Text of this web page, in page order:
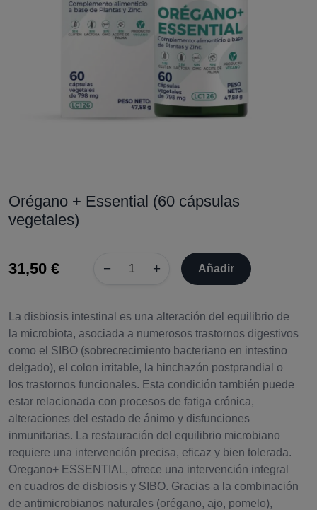
Orégano + Essential (60 cápsulas
vegetales)
31,50 € − + Añadir
La disbiosis intestinal es una alteración del equilibrio de
la microbiota, asociada a numerosos trastornos digestivos
como el SIBO (sobrecrecimiento bacteriano en intestino
delgado), el colon irritable, la hinchazón postprandial o
los trastornos funcionales. Esta condición también puede
estar relacionada con procesos de fatiga crónica,
alteraciones del estado de ánimo y disfunciones
inmunitarias. La restauración del equilibrio microbiano
requiere una intervención precisa, eficaz y bien tolerada.
Oregano+ ESSENTIAL, ofrece una intervención integral
en cuadros de disbiosis y SIBO. Gracias a la combinación
de antimicrobianos naturales (orégano, ajo, pomelo),